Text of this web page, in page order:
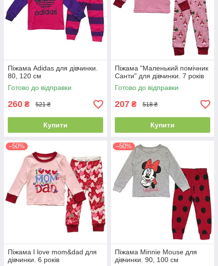
Піжама Adidas для дівчинки.
80, 120 см
Готово до відправки
260 ₴ 521 ₴
Купити
Піжама "Маленький помічник
Санти" для дівчинки. 7 років
Готово до відправки
207 ₴ 518 ₴
Купити
–50%
Піжама I love mom&dad для
дівчинки. 6 років
–50%
Піжама Minnie Mouse для
дівчинки. 90, 100 см